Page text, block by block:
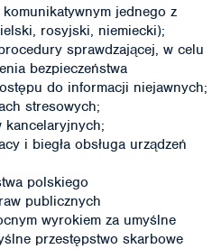
jednego z
rosyjski, niemiecki);
sprawdzającej, w celu
bezpieczeństwa
do informacji niejawnych;
stresowych;
kancelaryjnych;
i biegła obsługa urządzeń
polskiego
publicznych
wyrokiem za umyślne
przestępstwo skarbowe